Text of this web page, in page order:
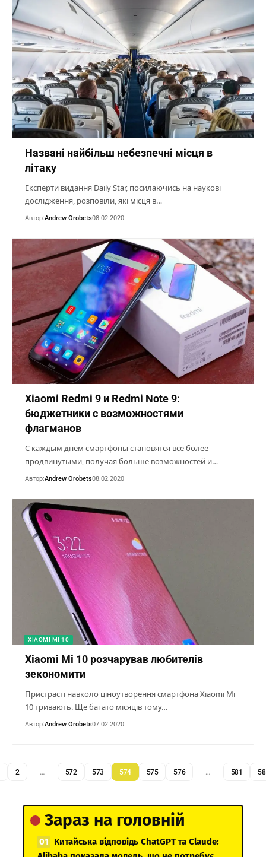
Названі найбільш небезпечні місця в
літаку
Експерти видання Daily Star, посилаючись на наукові
дослідження, розповіли, які місця в…
Автор:Andrew Orobets08.02.2020
Xiaomi Redmi 9 и Redmi Note 9:
бюджетники с возможностями
флагманов
С каждым днем смартфоны становятся все более
продвинутыми, получая больше возможностей и…
Автор:Andrew Orobets08.02.2020
XIAOMI MI 10
Xiaomi Mi 10 розчарував любителів
зекономити
Пристрасті навколо ціноутворення смартфона Xiaomi Mi
10 тривають. Ще багато місяців тому…
Автор:Andrew Orobets07.02.2020
2 … 572 573 574 575 576 … 581
Зараз на головній
Китайська відповідь ChatGPT та Claude: